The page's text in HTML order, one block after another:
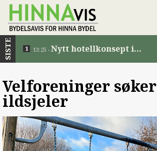
SISTE 13:25 - Nytt hotellkonsept i
Velforeninger søker
ildsjeler